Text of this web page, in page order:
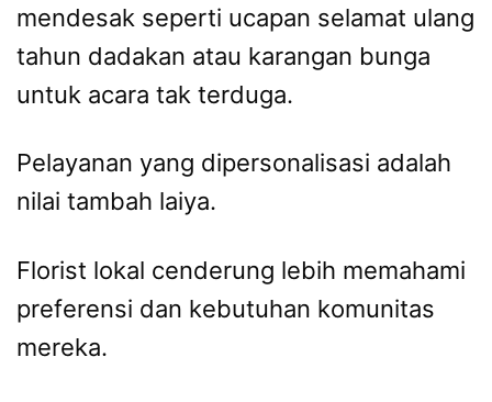
mendesak seperti ucapan selamat ulang
tahun dadakan atau karangan bunga
untuk acara tak terduga.
Pelayanan yang dipersonalisasi adalah
nilai tambah laiya.
Florist lokal cenderung lebih memahami
preferensi dan kebutuhan komunitas
mereka.